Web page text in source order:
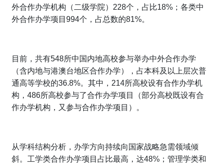
外合作办学机构（二级学院）228个，占比18%；各类中
外合作办学项目994个，占总数的81%。
目前，共有548所中国内地高校参与举办中外合作办学
（含内地与港澳台地区合作办学），占本科及以上层次普
通高等学校的36.8%。其中，214所高校设有合作办学机
构，486所高校参与了合作办学项目（部分高校既设有合
作办学机构，又参与合作办学项目）。
从学科结构分析，办学方向持续向国家战略急需领域倾
斜。工学类合作办学项目占比最高，达48%；管理学类和